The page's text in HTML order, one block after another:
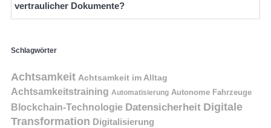
vertraulicher Dokumente?
Schlagwörter
Achtsamkeit Achtsamkeit im Alltag
Achtsamkeitstraining Automatisierung Autonome Fahrzeuge
Blockchain-Technologie Datensicherheit Digitale
Transformation Digitalisierung